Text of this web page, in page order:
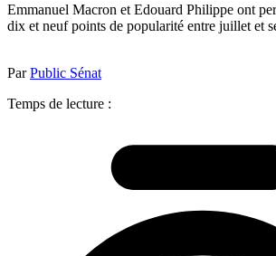
Emmanuel Macron et Edouard Philippe ont
dix et neuf points de popularité entre juillet et
ParPublic Sénat
Temps de lecture :